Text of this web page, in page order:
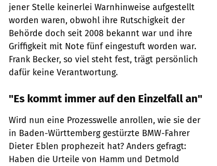
jener Stelle keinerlei Warnhinweise aufgestellt
worden waren, obwohl ihre Rutschigkeit der
Behörde doch seit 2008 bekannt war und ihre
Griffigkeit mit Note fünf eingestuft worden war.
Frank Becker, so viel steht fest, trägt persönlich
dafür keine Verantwortung.
"Es kommt immer auf den Einzelfall an"
Wird nun eine Prozesswelle anrollen, wie sie der
in Baden-Württemberg gestürzte BMW-Fahrer
Dieter Eblen prophezeit hat? Anders gefragt:
Haben die Urteile von Hamm und Detmold